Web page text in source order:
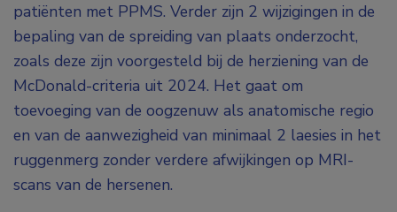
patiënten met PPMS. Verder zijn 2 wijzigingen in de
bepaling van de spreiding van plaats onderzocht,
zoals deze zijn voorgesteld bij de herziening van de
McDonald-criteria uit 2024. Het gaat om
toevoeging van de oogzenuw als anatomische regio
en van de aanwezigheid van minimaal 2 laesies in het
ruggenmerg zonder verdere afwijkingen op MRI-
scans van de hersenen.